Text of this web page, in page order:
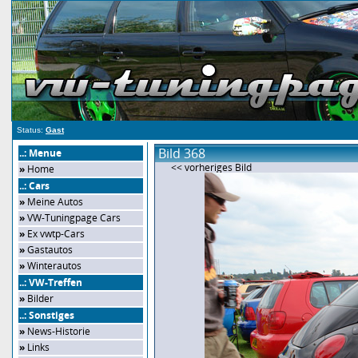
Status: Gast
..: Menue
» Home
..: Cars
» Meine Autos
»VW-Tuningpage Cars
» Ex vwtp-Cars
»Gastautos
»Winterautos
..: VW-Treffen
» Bilder
..: Sonstiges
» News-Historie
» Links
Bild 368
<< vorheriges Bild